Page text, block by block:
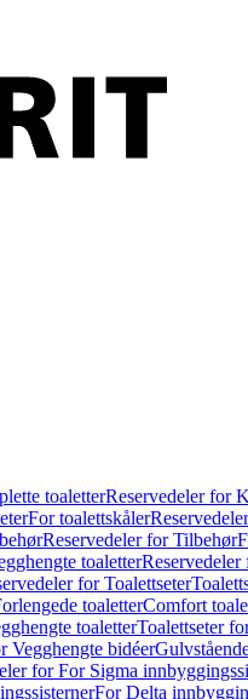
toaletterReservedeler for
For toalettskåler
Reservedeler for Tilbehør
toaletterReservedeler
for Toalettseter
toaletterComfort
toaletterToalettseter
Vegghengte bidéer
for For Sigma
For Delta